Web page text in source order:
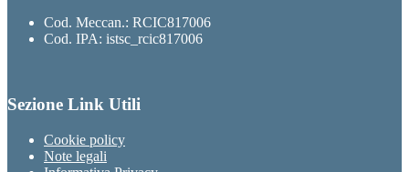
Cod. Meccan.: RCIC817006
Cod. IPA: istsc_rcic817006
Sezione Link Utili
Cookie policy
Note legali